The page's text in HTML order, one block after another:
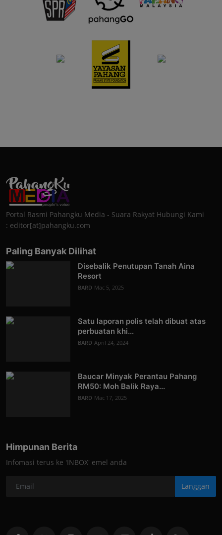
Portal Rasmi Pahangku Media - Suara Rakyat Hubungi Kami
: editor[at]pahangku.com
Paling Banyak Dilihat
Disebalik Penutupan Tanah Aina
Resort
BARD Mac 5, 2025
Satu laporan polis telah dibuat atas
perbuatan khi...
BARD April 24, 2024
Baucar Minyak Perantau Pahang
RM50: Moh Balik Raya...
BARD Mac 17, 2025
Himpunan Berita
Infomasi terus ke 'INBOX' emel anda
Langgan